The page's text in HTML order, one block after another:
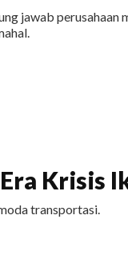
jawab perusahaan
Krisis
transportasi.